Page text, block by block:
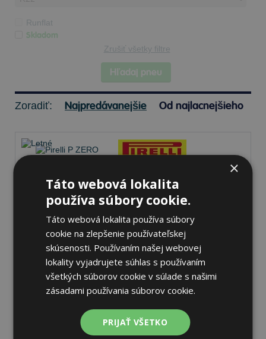
Runflat
Skladom
Zrušiť všetky filtre
Hľadaj pneu
Zoradiť: Najpredávanejšie Od najlacnejšieho
Pirelli P ZERO PZ5
315/25 R22 101 Y Letné
Nie je skladom Sledovať naskladnenie
359,45 €
×
Táto webová lokalita
používa súbory cookie.
Táto webová lokalita používa súbory
cookie na zlepšenie používateľskej
skúsenosti. Používaním našej webovej
lokality vyjadrujete súhlas s používaním
všetkých súborov cookie v súlade s našimi
zásadami používania súborov cookie.
PRIJAŤ VŠETKO